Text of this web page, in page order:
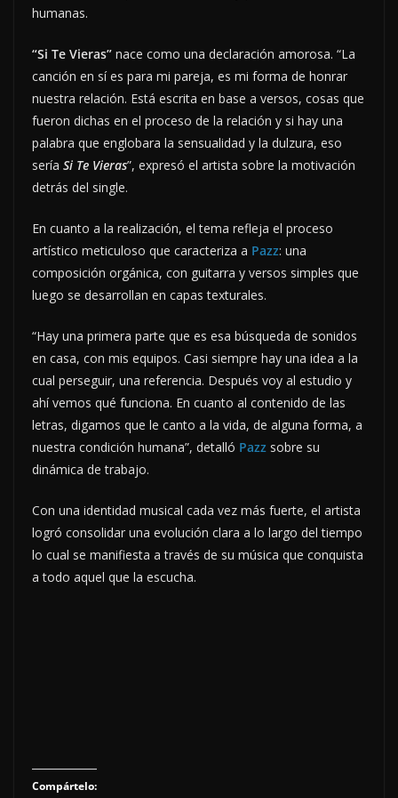
humanas.
“Si Te Vieras” nace como una declaración amorosa. “La
canción en sí es para mi pareja, es mi forma de honrar
nuestra relación. Está escrita en base a versos, cosas que
fueron dichas en el proceso de la relación y si hay una
palabra que englobara la sensualidad y la dulzura, eso
sería Si Te Vieras”, expresó el artista sobre la motivación
detrás del single.
En cuanto a la realización, el tema refleja el proceso
artístico meticuloso que caracteriza a Pazz: una
composición orgánica, con guitarra y versos simples que
luego se desarrollan en capas texturales.
“Hay una primera parte que es esa búsqueda de sonidos
en casa, con mis equipos. Casi siempre hay una idea a la
cual perseguir, una referencia. Después voy al estudio y
ahí vemos qué funciona. En cuanto al contenido de las
letras, digamos que le canto a la vida, de alguna forma, a
nuestra condición humana”, detalló Pazz sobre su
dinámica de trabajo.
Con una identidad musical cada vez más fuerte, el artista
logró consolidar una evolución clara a lo largo del tiempo
lo cual se manifiesta a través de su música que conquista
a todo aquel que la escucha.
Compártelo: